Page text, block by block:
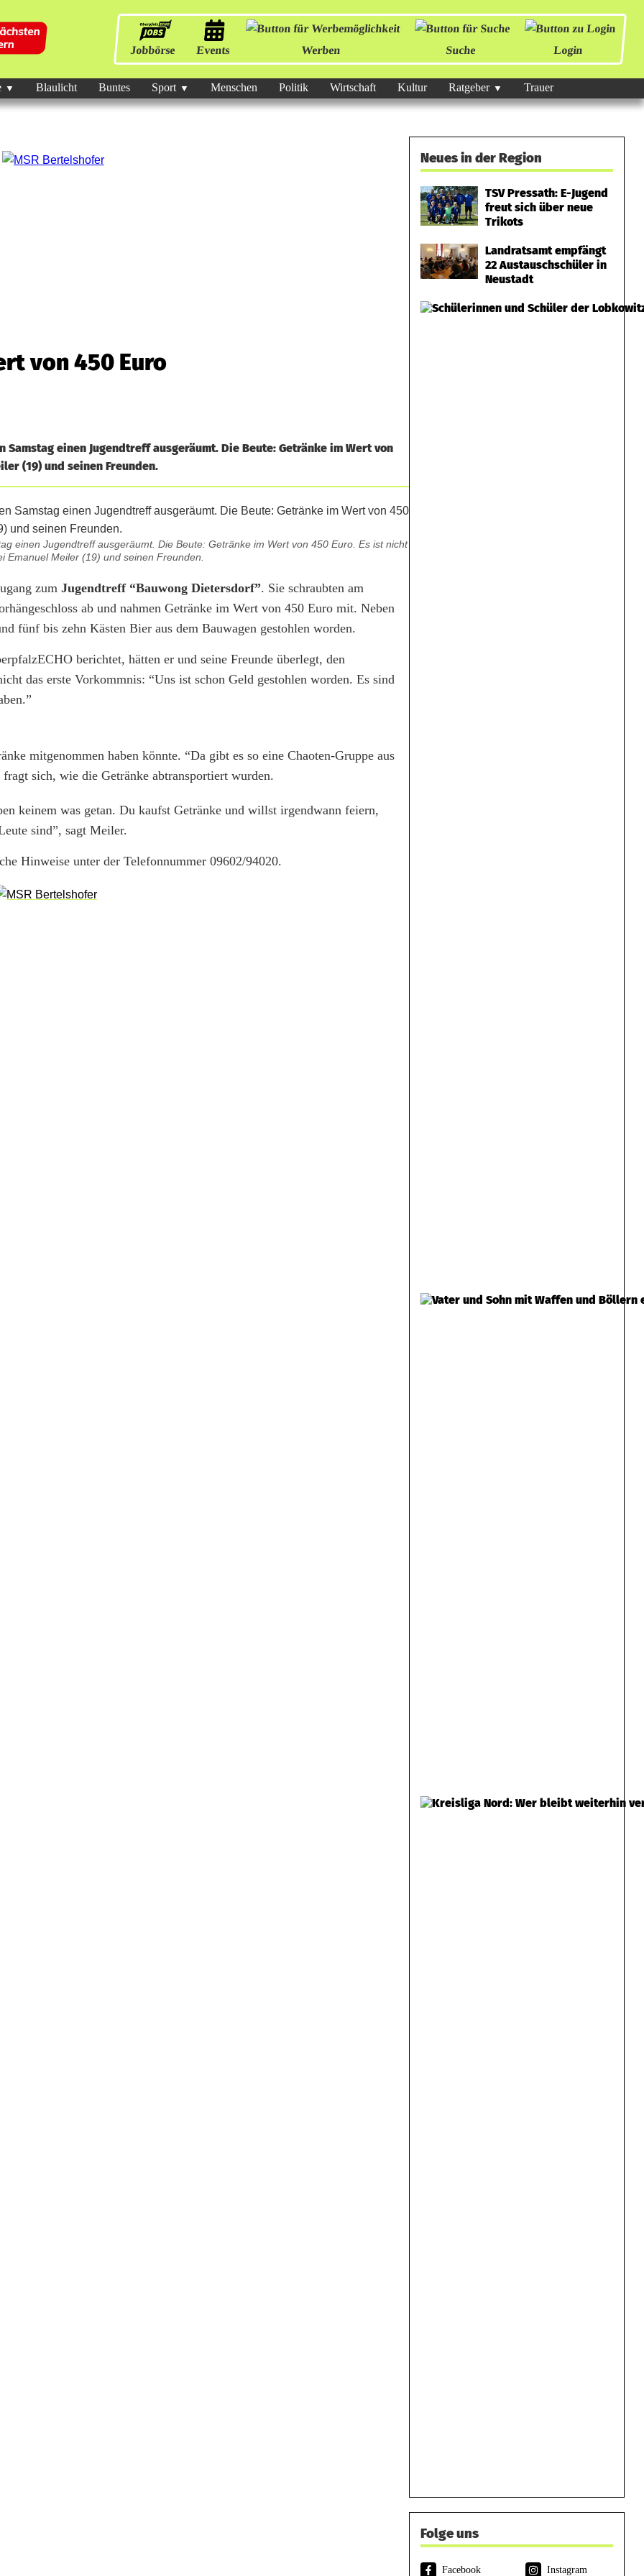
Jobbörse Events Werben Suche Login
Blaulicht Buntes Sport Menschen Politik Wirtschaft Kultur Ratgeber Trauer
von 450 Euro
einen Jugendtreff ausgeräumt. Die Beute: Getränke im Wert von
(19) und seinen Freunden.
einen Jugendtreff ausgeräumt. Die Beute: Getränke im Wert von 450 Euro. Es ist nicht
Emanuel Meiler (19) und seinen Freunden.
zum Jugendtreff “Bauwong Dietersdorf”. Sie schraubten am
ab und nahmen Getränke im Wert von 450 Euro mit. Neben
fünf bis zehn Kästen Bier aus dem Bauwagen gestohlen worden.
berichtet, hätten er und seine Freunde überlegt, den
das erste Vorkommnis: “Uns ist schon Geld gestohlen worden. Es sind
mitgenommen haben könnte. “Da gibt es so eine Chaoten-Gruppe aus
sich, wie die Getränke abtransportiert wurden.
keinem was getan. Du kaufst Getränke und willst irgendwann feiern,
sind”, sagt Meiler.
Hinweise unter der Telefonnummer 09602/94020.
Neues in der Region
TSV Pressath: E-Jugend
freut sich über neue
Trikots
Landratsamt empfängt
22 Austauschschüler in
Neustadt
Folge uns
Facebook Instagram